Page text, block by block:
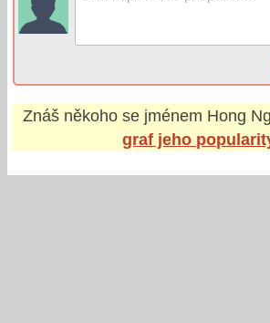
Znáš někoho se jménem Hong
graf jeho